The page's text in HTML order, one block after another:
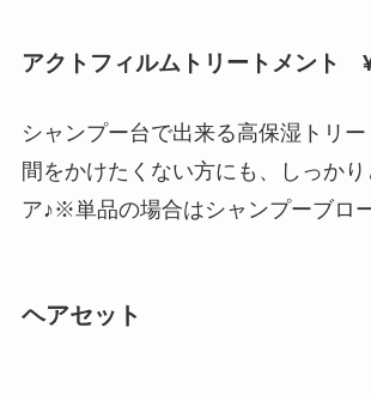
アクトフィルムトリートメント
シャンプー台で出来る高保湿トリ
間をかけたくない方にも、しっか
ア♪※単品の場合はシャンプーブロ
ヘアセット